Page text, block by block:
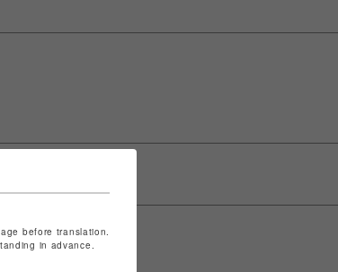
before translation.
in advance.